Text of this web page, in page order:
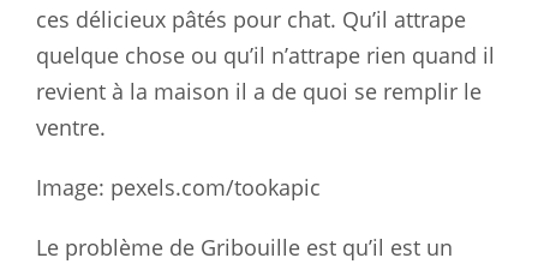
ces délicieux pâtés pour chat. Qu’il attrape
quelque chose ou qu’il n’attrape rien quand il
revient à la maison il a de quoi se remplir le
ventre.
Image: pexels.com/tookapic
Le problème de Gribouille est qu’il est un